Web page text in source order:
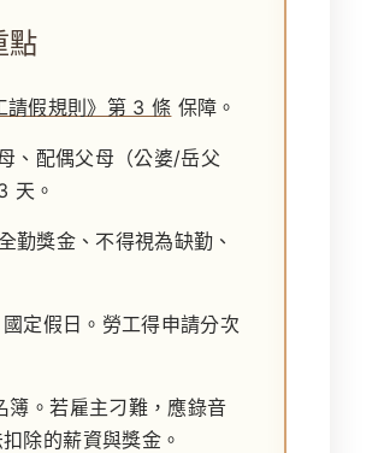
點
請假規則》第 3 條 保障。
、配偶父母（公婆/岳父
天 。
勤獎金、不得視為缺勤、
定假日。勞工得申請分次
簿。若雇主刁難，應錄音
除的薪資與獎金。